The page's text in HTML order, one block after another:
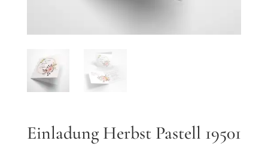
Einladung Herbst Pastell 19501